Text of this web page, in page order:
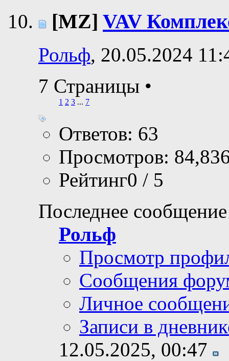
[MZ] VAV
Рольф, 20.05.2024
7 Страницы •
1 2 3 ... 7
Ответов: 63
Просмотров:
Рейтинг0 / 5
Последнее
Рольф
Просмотр
Сообщения
Личное
Записи в
12.05.2025, 00:47